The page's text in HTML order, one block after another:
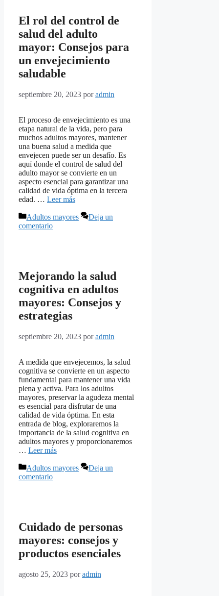
El rol del control de
salud del adulto
mayor: Consejos para
un envejecimiento
saludable
septiembre 20, 2023 poradmin
El proceso de envejecimiento es una
etapa natural de la vida, pero para
muchos adultos mayores, mantener
una buena salud a medida que
envejecen puede ser un desafío. Es
aquí donde el control de salud del
adulto mayor se convierte en un
aspecto esencial para garantizar una
calidad de vida óptima en la tercera
edad. … Leer más
Categorías
Adultos mayores
Deja un
comentario
Mejorando la salud
cognitiva en adultos
mayores: Consejos y
estrategias
septiembre 20, 2023 poradmin
A medida que envejecemos, la salud
cognitiva se convierte en un aspecto
fundamental para mantener una vida
plena y activa. Para los adultos
mayores, preservar la agudeza mental
es esencial para disfrutar de una
calidad de vida óptima. En esta
entrada de blog, exploraremos la
importancia de la salud cognitiva en
adultos mayores y proporcionaremos
… Leer más
Categorías
Adultos mayores
Deja un
comentario
Cuidado de personas
mayores: consejos y
productos esenciales
agosto 25, 2023 poradmin